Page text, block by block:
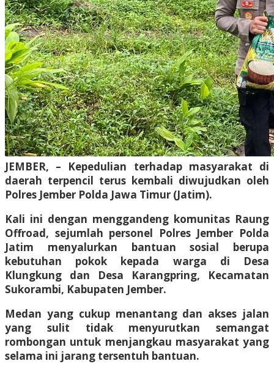
JEMBER, – Kepedulian terhadap masyarakat di
daerah terpencil terus kembali diwujudkan oleh
Polres Jember Polda Jawa Timur (Jatim).
Kali ini dengan menggandeng komunitas Raung
Offroad, sejumlah personel Polres Jember Polda
Jatim menyalurkan bantuan sosial berupa
kebutuhan pokok kepada warga di Desa
Klungkung dan Desa Karangpring, Kecamatan
Sukorambi, Kabupaten Jember.
Medan yang cukup menantang dan akses jalan
yang sulit tidak menyurutkan semangat
rombongan untuk menjangkau masyarakat yang
selama ini jarang tersentuh bantuan.